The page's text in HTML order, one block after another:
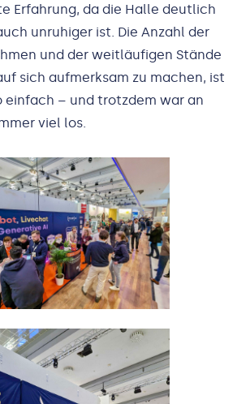
Erfahrung, da die Halle deutlich
unruhiger ist. Die Anzahl der
und der weitläufigen Stände
sich aufmerksam zu machen, ist
einfach – und trotzdem war an
viel los.